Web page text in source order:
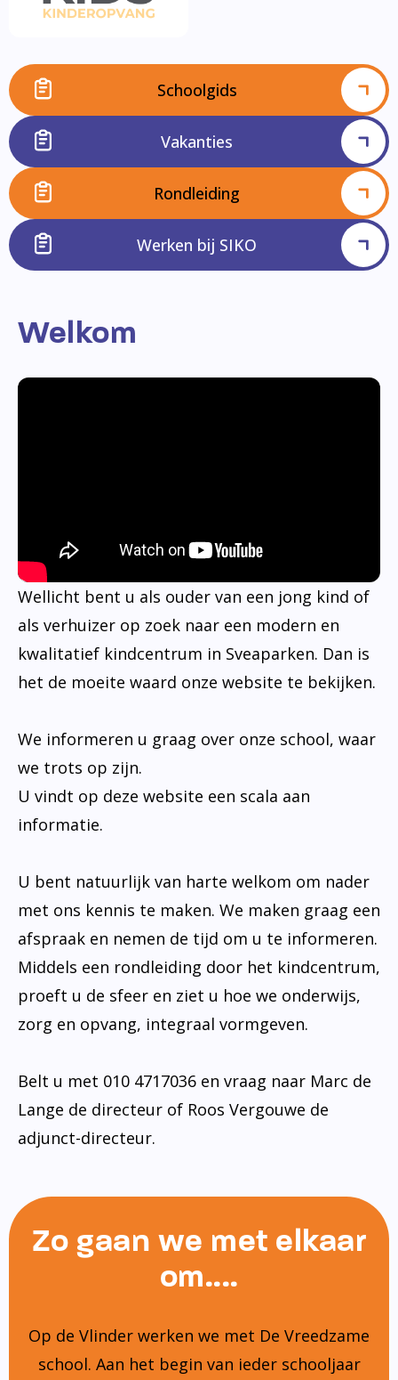
Schoolgids
Vakanties
Rondleiding
Werken bij SIKO
Welkom
Wellicht bent u als ouder van een jong kind of
als verhuizer op zoek naar een modern en
kwalitatief kindcentrum in Sveaparken. Dan is
het de moeite waard onze website te bekijken.
We informeren u graag over onze school, waar
we trots op zijn.
U vindt op deze website een scala aan
informatie.
U bent natuurlijk van harte welkom om nader
met ons kennis te maken. We maken graag een
afspraak en nemen de tijd om u te informeren.
Middels een rondleiding door het kindcentrum,
proeft u de sfeer en ziet u hoe we onderwijs,
zorg en opvang, integraal vormgeven.
Belt u met 010 4717036 en vraag naar Marc de
Lange de directeur of Roos Vergouwe de
adjunct-directeur.
Zo gaan we met elkaar
om....
Op de Vlinder werken we met De Vreedzame
school. Aan het begin van ieder schooljaar